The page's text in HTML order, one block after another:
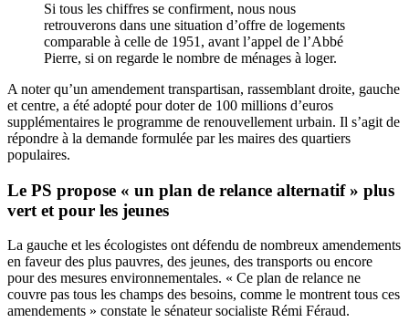
Si tous les chiffres se confirment, nous nous
retrouverons dans une situation d’offre de logements
comparable à celle de 1951, avant l’appel de l’Abbé
Pierre, si on regarde le nombre de ménages à loger.
A noter qu’un amendement transpartisan, rassemblant droite, gauche
et centre, a été adopté pour doter de 100 millions d’euros
supplémentaires le programme de renouvellement urbain. Il s’agit de
répondre à la demande formulée par les maires des quartiers
populaires.
Le PS propose « un plan de relance alternatif » plus
vert et pour les jeunes
La gauche et les écologistes ont défendu de nombreux amendements
en faveur des plus pauvres, des jeunes, des transports ou encore
pour des mesures environnementales. « Ce plan de relance ne
couvre pas tous les champs des besoins, comme le montrent tous ces
amendements » constate le sénateur socialiste Rémi Féraud.